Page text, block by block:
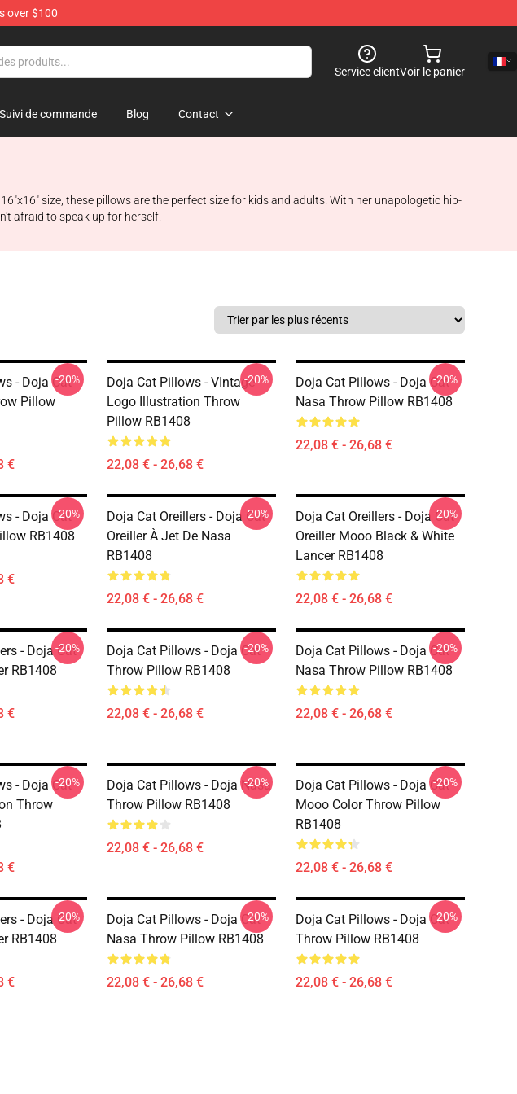
over $100
Service clientVoir le panier
Suivi de commande Blog Contact
size, these pillows are the perfect size for kids and adults. With her unapologetic hip-
afraid to speak up for herself.
- Doja Cat
Pillow
€
-20%
Doja Cat Pillows - VIntage
Logo Illustration Throw
Pillow RB1408
22,08 € - 26,68 €
-20%
Doja Cat Pillows - Doja Cat
Nasa Throw Pillow RB1408
22,08 € - 26,68 €
-20%
- Doja Cat
RB1408
€
-20%
Doja Cat Oreillers - Doja Cat
Oreiller À Jet De Nasa
RB1408
22,08 € - 26,68 €
-20%
Doja Cat Oreillers - Doja Cat
Oreiller Mooo Black & White
Lancer RB1408
22,08 € - 26,68 €
-20%
- Doja Cat
RB1408
€
-20%
Doja Cat Pillows - Doja Cat
Throw Pillow RB1408
22,08 € - 26,68 €
-20%
Doja Cat Pillows - Doja Cat
Nasa Throw Pillow RB1408
22,08 € - 26,68 €
-20%
- Doja Cat
Throw
€
-20%
Doja Cat Pillows - Doja Nasa
Throw Pillow RB1408
22,08 € - 26,68 €
-20%
Doja Cat Pillows - Doja Cat
Mooo Color Throw Pillow
RB1408
22,08 € - 26,68 €
-20%
- Doja Cat
RB1408
€
-20%
Doja Cat Pillows - Doja Cat
Nasa Throw Pillow RB1408
22,08 € - 26,68 €
-20%
Doja Cat Pillows - Doja Cat
Throw Pillow RB1408
22,08 € - 26,68 €
-20%